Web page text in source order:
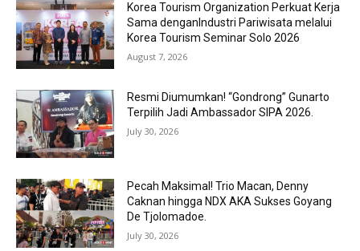
Korea Tourism Organization Perkuat Kerja
Sama denganIndustri Pariwisata melalui
Korea Tourism Seminar Solo 2026
August 7, 2026
Resmi Diumumkan! “Gondrong” Gunarto
Terpilih Jadi Ambassador SIPA 2026.
July 30, 2026
Pecah Maksimal! Trio Macan, Denny
Caknan hingga NDX AKA Sukses Goyang
De Tjolomadoe.
July 30, 2026